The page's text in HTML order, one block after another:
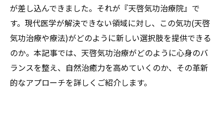
が差し込んできました。それが『天啓気功治療院』で
す。現代医学が解決できない領域に対し、この気功(天啓
気功治療や療法)がどのように新しい選択肢を提供できる
のか。本記事では、天啓気功治療がどのように心身のバ
ランスを整え、自然治癒力を高めていくのか、その革新
的なアプローチを詳しくご紹介します。